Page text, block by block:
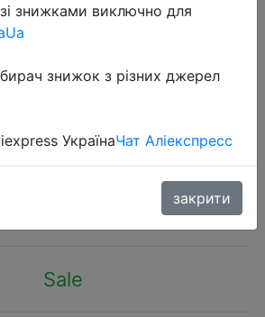
MX Master 3
with Hyper-Fast
Global Site
Sale
знижками виключно для
знижок з різних джерел
УкраїнаЧат Аліекспресс
закрити